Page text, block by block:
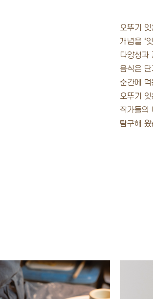
오뚜기
개념을 ‘
다양성과
음식은
순간에
오뚜기
작가들의
탐구해 왔